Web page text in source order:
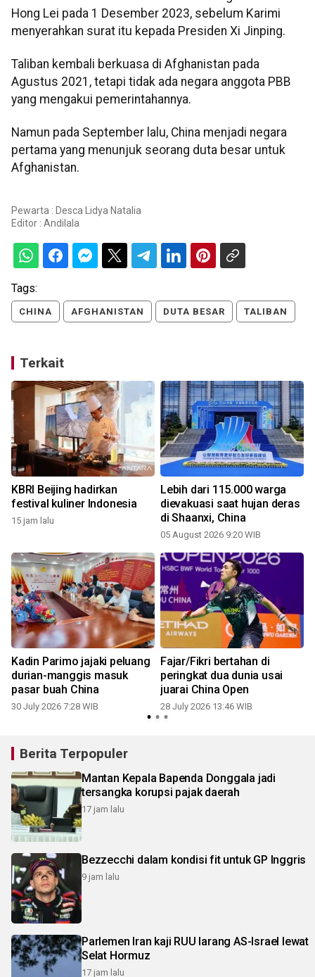
Hong Lei pada 1 Desember 2023, sebelum Karimi
menyerahkan surat itu kepada Presiden Xi Jinping.
Taliban kembali berkuasa di Afghanistan pada
Agustus 2021, tetapi tidak ada negara anggota PBB
yang mengakui pemerintahannya.
Namun pada September lalu, China menjadi negara
pertama yang menunjuk seorang duta besar untuk
Afghanistan.
Pewarta : Desca Lidya Natalia
Editor : Andilala
Tags:
CHINA AFGHANISTAN DUTA BESAR TALIBAN
Terkait
KBRI Beijing hadirkan
festival kuliner Indonesia
15 jam lalu
Lebih dari 115.000 warga
dievakuasi saat hujan deras
di Shaanxi, China
05 August 2026 9:20 WIB
Kadin Parimo jajaki peluang
durian-manggis masuk
pasar buah China
30 July 2026 7:28 WIB
Fajar/Fikri bertahan di
peringkat dua dunia usai
juarai China Open
28 July 2026 13:46 WIB
Berita Terpopuler
Mantan Kepala Bapenda Donggala jadi
tersangka korupsi pajak daerah
17 jam lalu
Bezzecchi dalam kondisi fit untuk GP Inggris
9 jam lalu
Parlemen Iran kaji RUU larang AS-Israel lewat
Selat Hormuz
17 jam lalu